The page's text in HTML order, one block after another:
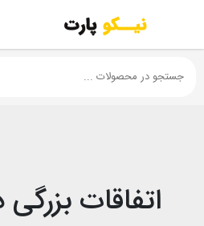
اتفاقات